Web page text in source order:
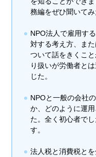
務編をぜひ聞いてみ
NPO法人で雇用す
対する考え方、ま
ついて話をきくこ
り扱いが労働者と
じた。
NPOと一般の会社
か、どのように運
た。全く初心者で
す。
法人税と消費税と